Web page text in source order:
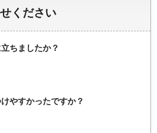
ください
ちましたか？
やすかったですか？